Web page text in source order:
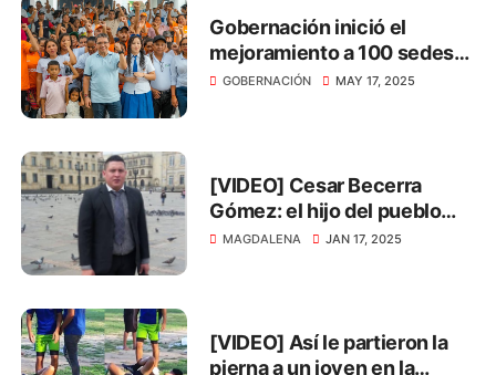
Gobernación inició el
mejoramiento a 100 sedes
educativas del Magdalena
GOBERNACIÓN MAY 17, 2025
[VIDEO] Cesar Becerra
Gómez: el hijo del pueblo
que lucha por la justicia
MAGDALENA JAN 17, 2025
[VIDEO] Así le partieron la
pierna a un joven en la